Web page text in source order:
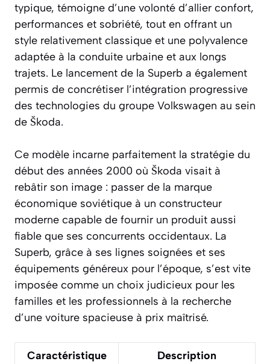
typique, témoigne d’une volonté d’allier confort,
performances et sobriété, tout en offrant un
style relativement classique et une polyvalence
adaptée à la conduite urbaine et aux longs
trajets. Le lancement de la Superb a également
permis de concrétiser l’intégration progressive
des technologies du groupe Volkswagen au sein
de Škoda.
Ce modèle incarne parfaitement la stratégie du
début des années 2000 où Škoda visait à
rebâtir son image : passer de la marque
économique soviétique à un constructeur
moderne capable de fournir un produit aussi
fiable que ses concurrents occidentaux. La
Superb, grâce à ses lignes soignées et ses
équipements généreux pour l’époque, s’est vite
imposée comme un choix judicieux pour les
familles et les professionnels à la recherche
d’une voiture spacieuse à prix maîtrisé.
Caractéristique
Description